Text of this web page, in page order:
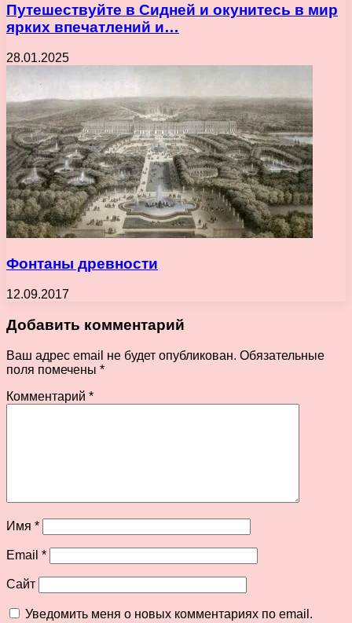
Путешествуйте в Сидней и окунитесь в мир
ярких впечатлений и…
28.01.2025
Фонтаны древности
12.09.2017
Добавить комментарий
Ваш адрес email не будет опубликован. Обязательные
поля помечены *
Комментарий *
Имя *
Email *
Сайт
Уведомить меня о новых комментариях по email.